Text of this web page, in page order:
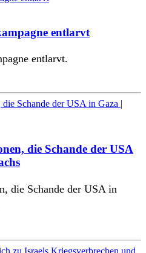
entlarvt
entlarvt.
die Schande der USA
die Schande der USA in